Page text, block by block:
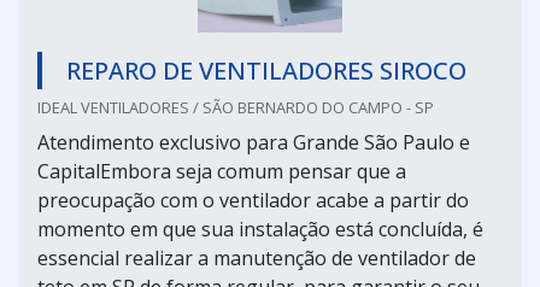
REPARO DE VENTILADORES SIROCO
IDEAL VENTILADORES / SÃO BERNARDO DO CAMPO - SP
Atendimento exclusivo para Grande São Paulo e
CapitalEmbora seja comum pensar que a
preocupação com o ventilador acabe a partir do
momento em que sua instalação está concluída, é
essencial realizar a manutenção de ventilador de